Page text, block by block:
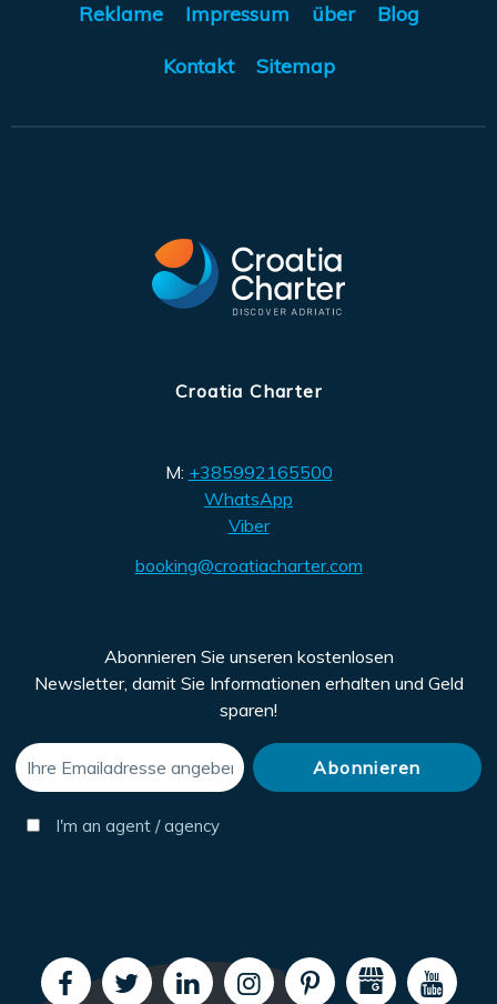
Reklame Impressum über Blog
Kontakt Sitemap
Croatia Charter
M: +385992165500
WhatsApp
Viber
booking@croatiacharter.com
Abonnieren Sie unseren kostenlosen
Newsletter, damit Sie Informationen erhalten und Geld
sparen!
I'm an agent / agency